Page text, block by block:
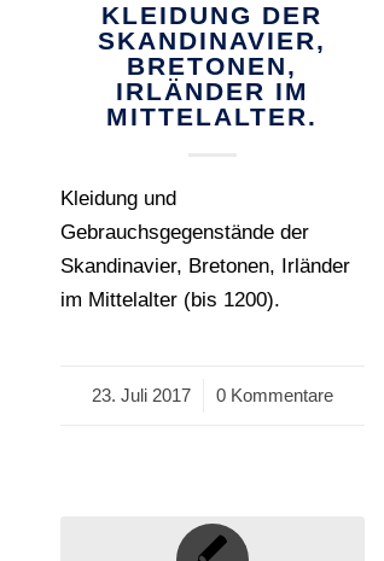
KLEIDUNG DER
SKANDINAVIER,
BRETONEN,
IRLÄNDER IM
MITTELALTER.
Kleidung und
Gebrauchsgegenstände der
Skandinavier, Bretonen, Irländer
im Mittelalter (bis 1200).
23. Juli 2017
/ 0 Kommentare